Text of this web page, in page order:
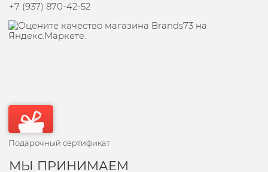
+7 (937) 870-42-52
Подарочный сертификат
МЫ ПРИНИМАЕМ